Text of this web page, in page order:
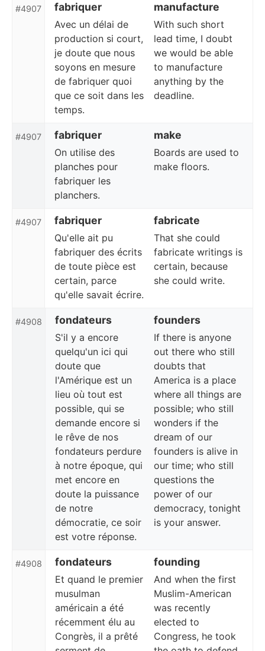
#4907 fabriquer manufacture
Avec un délai de
production si court,
je doute que nous
soyons en mesure
de fabriquer quoi
que ce soit dans les
temps.
With such short
lead time, I doubt
we would be able
to manufacture
anything by the
deadline.
#4907 fabriquer make
On utilise des
planches pour
fabriquer les
planchers.
Boards are used to
make floors.
#4907 fabriquer fabricate
Qu'elle ait pu
fabriquer des écrits
de toute pièce est
certain, parce
qu'elle savait écrire.
That she could
fabricate writings is
certain, because
she could write.
#4908 fondateurs founders
S'il y a encore
quelqu'un ici qui
doute que
l'Amérique est un
lieu où tout est
possible, qui se
demande encore si
le rêve de nos
fondateurs perdure
à notre époque, qui
met encore en
doute la puissance
de notre
démocratie, ce soir
est votre réponse.
If there is anyone
out there who still
doubts that
America is a place
where all things are
possible; who still
wonders if the
dream of our
founders is alive in
our time; who still
questions the
power of our
democracy, tonight
is your answer.
#4908 fondateurs founding
Et quand le premier
musulman
américain a été
récemment élu au
Congrès, il a prêté
And when the first
Muslim-American
was recently
elected to
Congress, he took